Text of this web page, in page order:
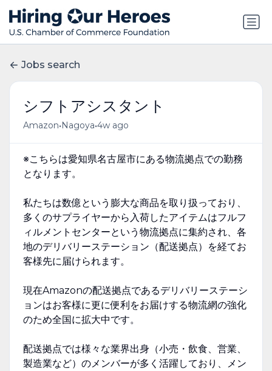
Jobs search
シフトアシスタント
Amazon• Nagoya•4w ago
※こちらは愛知県名古屋市にある物流拠点での勤務
となります。
私たちは数億という膨大な商品を取り扱っており、
多くのサプライヤーから入荷したアイテムはフルフ
ィルメントセンターという物流拠点に集約され、各
地のデリバリーステーション（配送拠点）を経てお
客様先に届けられます。
現在Amazonの配送拠点であるデリバリーステーシ
ョンはお客様に更に便利をお届けする物流網の強化
のため全国に拡大中です。
配送拠点では様々な業界出身（小売・飲食、営業、
製造業など）のメンバーが多く活躍しており、メン